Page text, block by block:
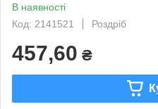
В наявності
Код: 2141521
Роздріб
457,60 ₴